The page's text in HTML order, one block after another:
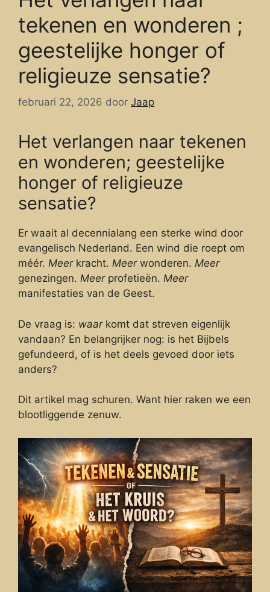
tekenen en wonderen ;
geestelijke honger of
religieuze sensatie?
februari 22, 2026 door Jaap
Het verlangen naar tekenen
en wonderen; geestelijke
honger of religieuze
sensatie?
Er waait al decennialang een sterke wind door
evangelisch Nederland. Een wind die roept om
méér. Meerkracht. Meerwonderen. Meer
genezingen. Meerprofetieën. Meer
manifestaties van de Geest.
De vraag is: waarkomt dat streven eigenlijk
vandaan? En belangrijker nog: is het Bijbels
gefundeerd, of is het deels gevoed door iets
anders?
Dit artikel mag schuren. Want hier raken we een
blootliggende zenuw.